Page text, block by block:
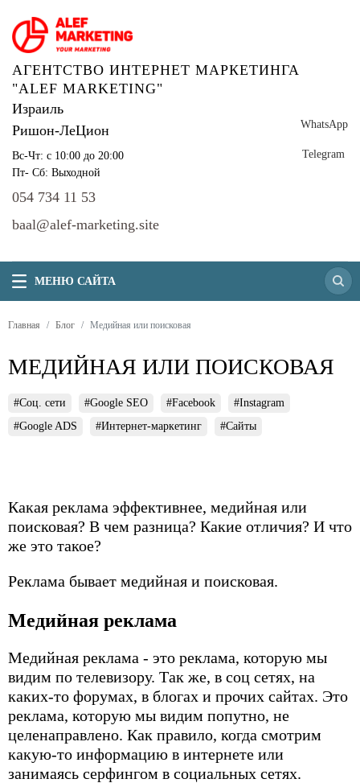
АГЕНТСТВО ИНТЕРНЕТ МАРКЕТИНГА
"ALEF MARKETING"
Израиль
Ришон-ЛеЦион
Вс-Чт: с 10:00 до 20:00
Пт- Сб: Выходной
WhatsApp
Telegram
054 734 11 53
baal@alef-marketing.site
МЕНЮ САЙТА
Главная Блог Медийная или поисковая
МЕДИЙНАЯ ИЛИ ПОИСКОВАЯ
#Соц. сети #Google SEO #Facebook
#Instagram
#Google ADS
#Интернет-маркетинг #Сайты
Какая реклама эффективнее, медийная или
поисковая? В чем разница? Какие отличия? И что
же это такое?
Реклама бывает медийная и поисковая.
Медийная реклама
Медийная реклама - это реклама, которую мы
видим по телевизору. Так же, в соц сетях, на
каких-то форумах, в блогах и прочих сайтах. Это
реклама, которую мы видим попутно, не
целенаправлено. Как правило, когда смотрим
какую-то информацию в интернете или
занимаясь серфингом в социальных сетях.